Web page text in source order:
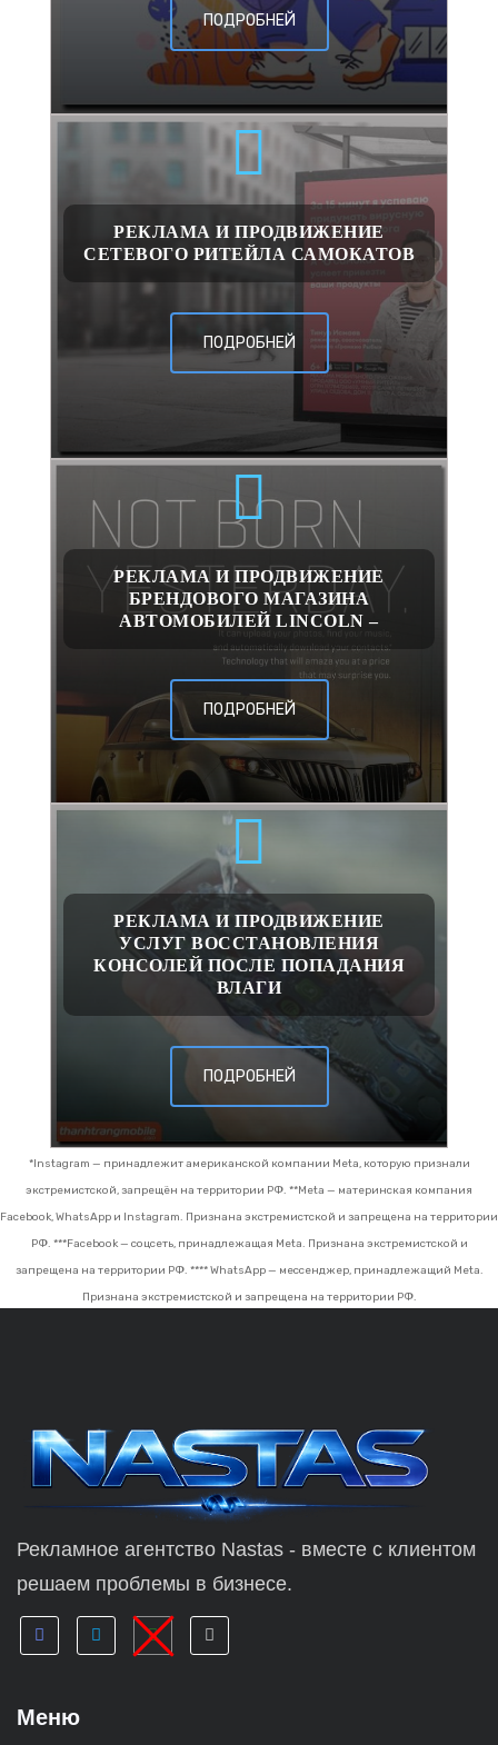
ПОДРОБНЕЙ
РЕКЛАМА И ПРОДВИЖЕНИЕ
СЕТЕВОГО РИТЕЙЛА САМОКАТОВ
ПОДРОБНЕЙ
РЕКЛАМА И ПРОДВИЖЕНИЕ
БРЕНДОВОГО МАГАЗИНА
АВТОМОБИЛЕЙ LINCOLN –
ПОДРОБНЕЙ
РЕКЛАМА И ПРОДВИЖЕНИЕ
УСЛУГ ВОССТАНОВЛЕНИЯ
КОНСОЛЕЙ ПОСЛЕ ПОПАДАНИЯ
ВЛАГИ
ПОДРОБНЕЙ
*Instagram — принадлежит американской компании Meta, которую признали
экстремистской, запрещён на территории РФ. **Meta — материнская компания
Facebook, WhatsApp и Instagram. Признана экстремистской и запрещена на территории
РФ. ***Facebook — соцсеть, принадлежащая Meta. Признана экстремистской и
запрещена на территории РФ. **** WhatsApp — мессенджер, принадлежащий Meta.
Признана экстремистской и запрещена на территории РФ.
Рекламное агентство Nastas - вместе с клиентом
решаем проблемы в бизнесе.
Меню